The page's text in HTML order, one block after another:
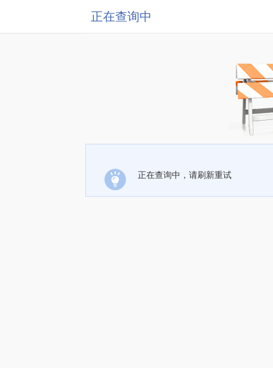
正在查询中
正在查询中，请刷新重试